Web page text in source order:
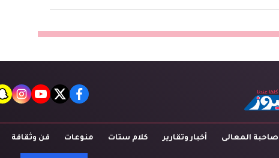
facebook
twitter
youtube
صاحبة المعالى أخبار وتقارير كلام ستات منوعات فن وثقافة